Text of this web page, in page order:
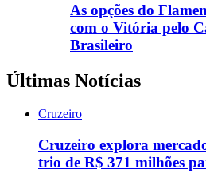
As opções do
com o Vitória pelo
Brasileiro
Últimas Notícias
Cruzeiro
Cruzeiro explora
trio de R$ 371 milhões